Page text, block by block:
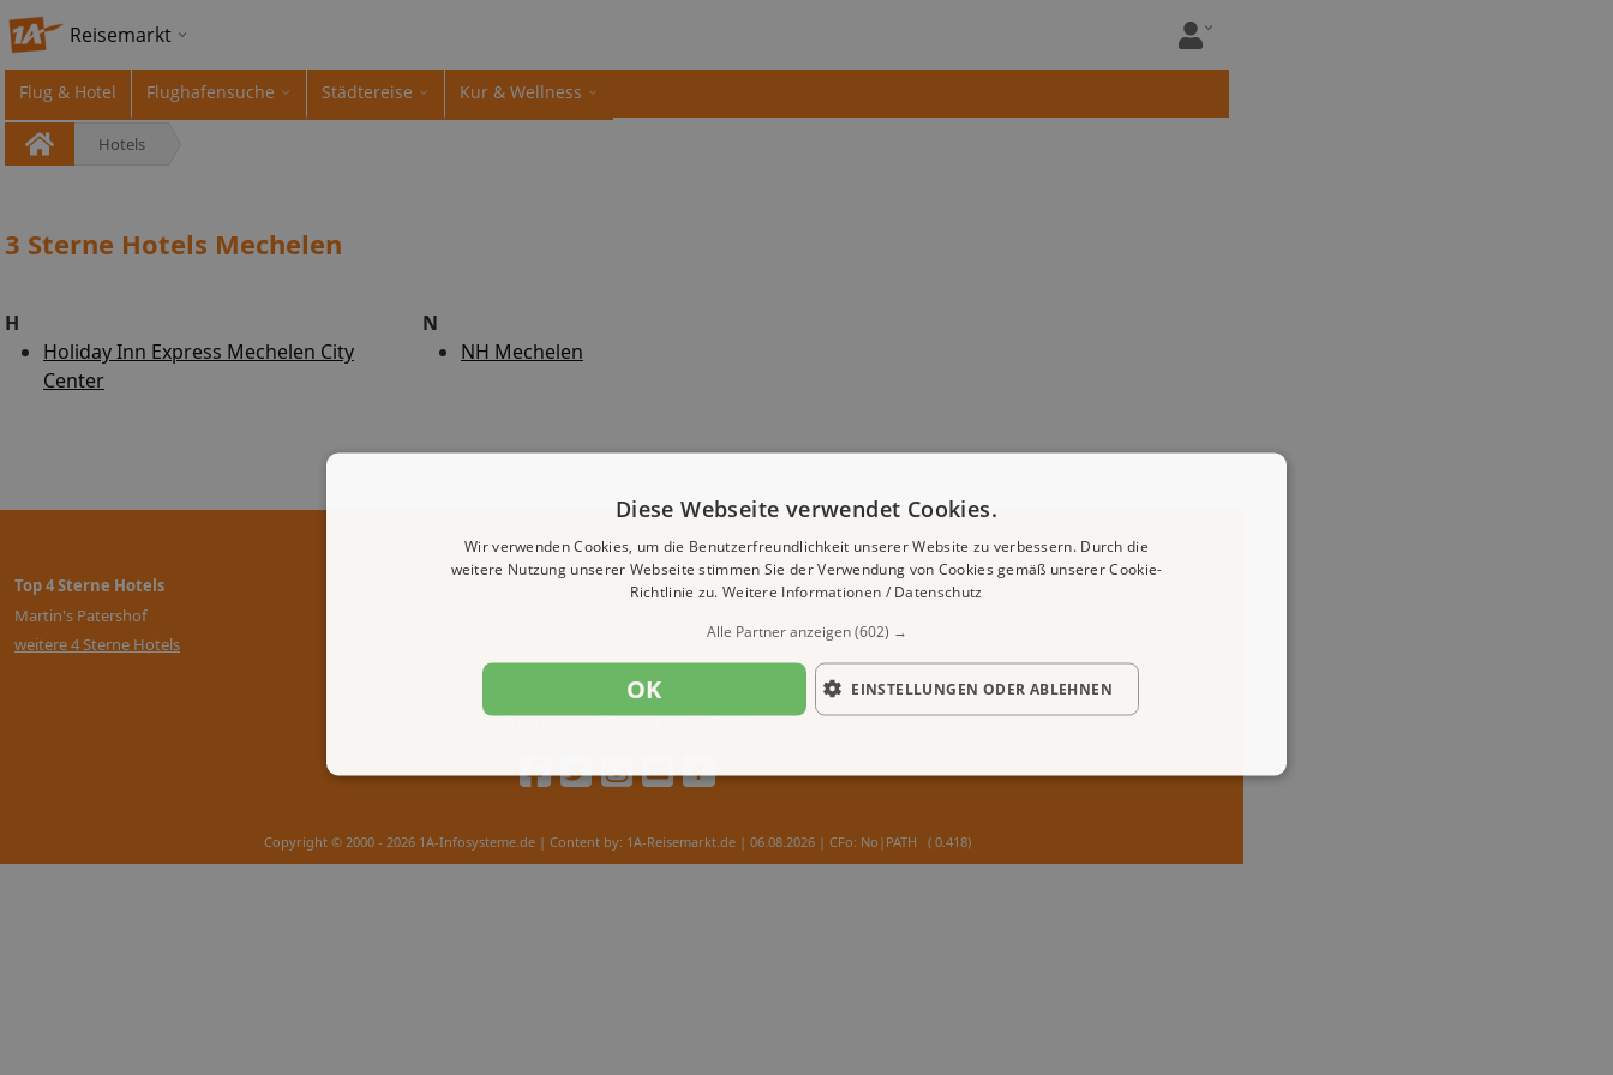
Reisemarkt
Flug & Hotel Flughafensuche Städtereise Kur & Wellness
Hotels
3 Sterne Hotels Mechelen
H
Holiday Inn Express Mechelen City
Center
N
NH Mechelen
Top 4 Sterne Hotels
Martin's Patershof
weitere 4 Sterne Hotels
AGB Impressum Datenschutz Cookies
Copyright © 2000 - 2026 1A-Infosysteme.de | Content by: 1A-Reisemarkt.de | 06.08.2026 | CFo: No|PATH ( 0.418)
Diese Webseite verwendet Cookies.
Wir verwenden Cookies, um die Benutzerfreundlichkeit unserer Website zu verbessern. Durch die
weitere Nutzung unserer Webseite stimmen Sie der Verwendung von Cookies gemäß unserer Cookie-
Richtlinie zu. Weitere Informationen / Datenschutz
Alle Partner anzeigen(602) →
OK EINSTELLUNGEN ODER ABLEHNEN